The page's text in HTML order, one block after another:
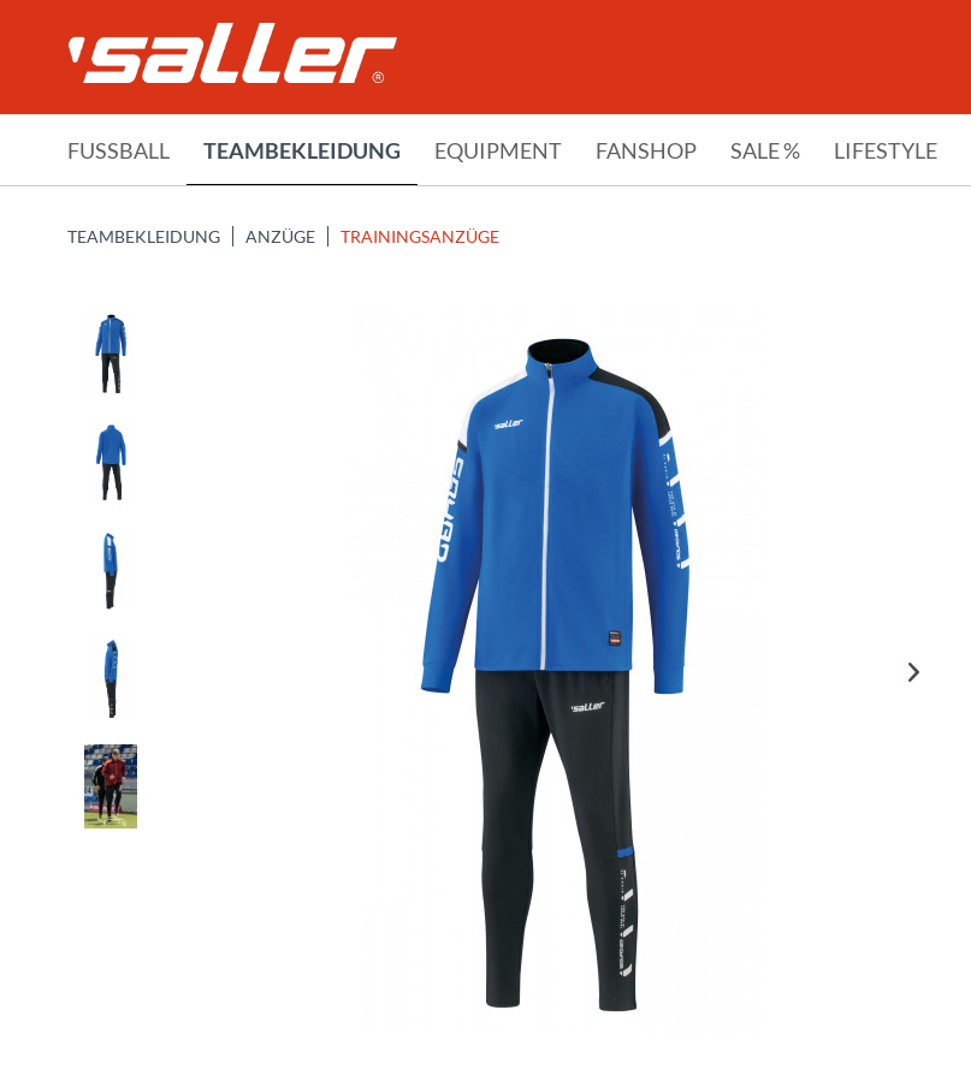
FUSSBALL TEAMBEKLEIDUNG EQUIPMENT FANSHOP SALE % LIFESTYLE
TEAMBEKLEIDUNG ANZÜGE TRAININGSANZÜGE